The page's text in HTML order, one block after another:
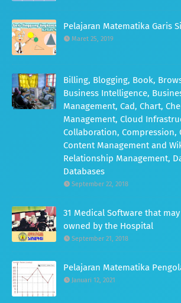
Pelajaran Matematika Garis
Maret 25, 2019
Billing, Blogging, Book,
Business Intelligence,
Management, Cad, Chart,
Management, Cloud
Collaboration, Compression,
Content Management and
Relationship Management,
Databases
September 22, 2018
31 Medical Software that
owned by the Hospital
September 21, 2018
Pelajaran Matematika
Januari 12, 2021